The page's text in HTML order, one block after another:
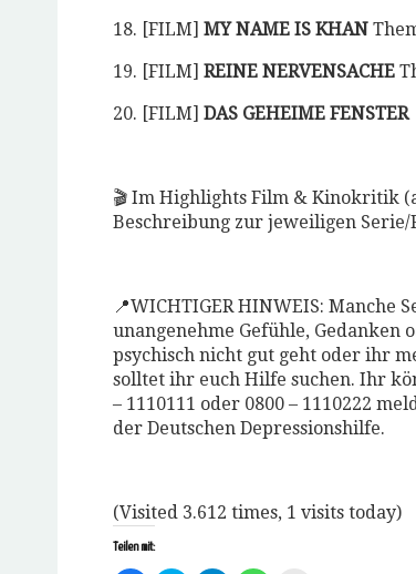
18. [FILM] MY NAME IS KHAN
⁣19. [FILM] REINE NERVENSACHE
20. [FILM] DAS GEHEIME FENSTER
🎬 Im Highlights Film & Kinokritik
Beschreibung zur jeweiligen
📍WICHTIGER HINWEIS: Manche
unangenehme Gefühle, Gedanken
psychisch nicht gut geht oder ihr
solltet ihr euch Hilfe suchen. Ihr
– 1110111 oder 0800 – 1110222
der Deutschen Depressionshilfe.
(Visited 3.612 times, 1 visits today)
Teilen mit: